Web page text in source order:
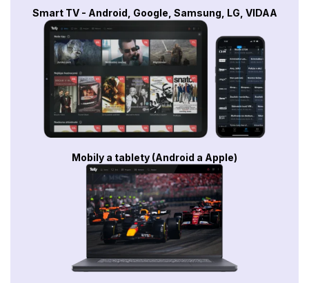
Smart TV - Android, Google, Samsung, LG, VIDAA
Mobily a tablety (Android a Apple)